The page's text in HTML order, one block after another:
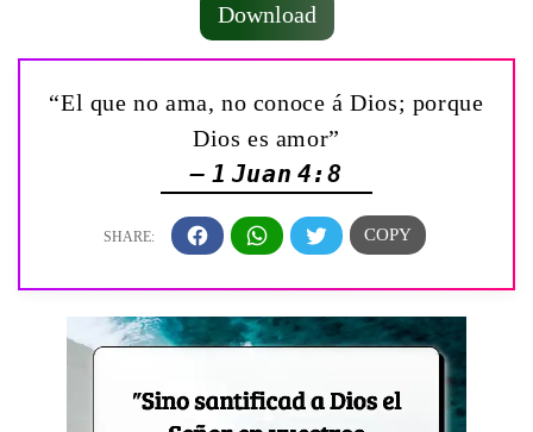
Download
“El que no ama, no conoce á Dios; porque
Dios es amor”
— 1 Juan 4:8